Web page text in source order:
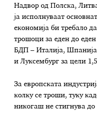
Надвор од Полска,
ја исполнуваат
економија би требало
трошоци за еден до
БДП – Италија,
и Луксембург за цели
За европската
колку се троши, туку
никогаш не стигнува